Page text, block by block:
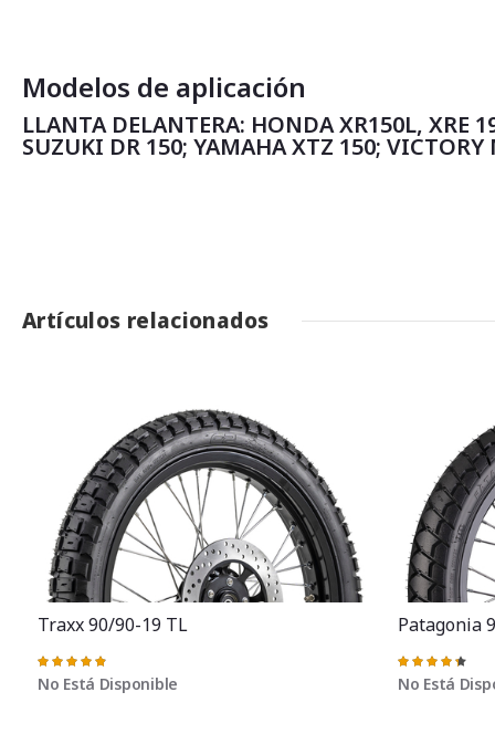
Modelos de aplicación
LLANTA DELANTERA: HONDA XR150L, XRE
SUZUKI DR 150; YAMAHA XTZ 150;
Artículos relacionados
Traxx 90/90-19 TL
Valoración:
98%
No Está Disponible
Patagonia
Valoración:
88%
No Está